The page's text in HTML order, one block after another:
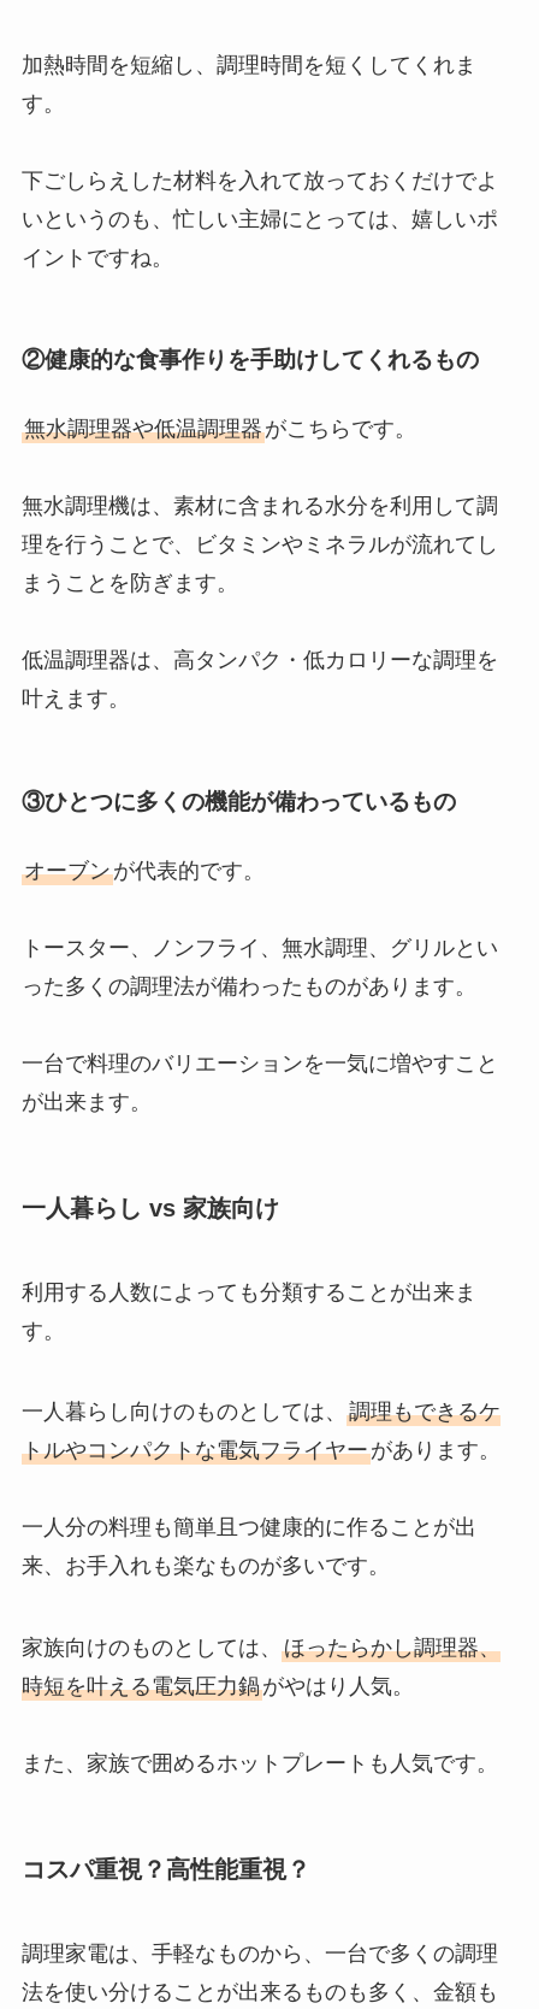
加熱時間を短縮し、調理時間を短くしてくれま
す。
下ごしらえした材料を入れて放っておくだけでよ
いというのも、忙しい主婦にとっては、嬉しいポ
イントですね。
②健康的な食事作りを手助けしてくれるもの
無水調理器や低温調理器がこちらです。
無水調理機は、素材に含まれる水分を利用して調
理を行うことで、ビタミンやミネラルが流れてし
まうことを防ぎます。
低温調理器は、高タンパク・低カロリーな調理を
叶えます。
③ひとつに多くの機能が備わっているもの
オーブンが代表的です。
トースター、ノンフライ、無水調理、グリルとい
った多くの調理法が備わったものがあります。
一台で料理のバリエーションを一気に増やすこと
が出来ます。
一人暮らし vs 家族向け
利用する人数によっても分類することが出来ま
す。
一人暮らし向けのものとしては、 調理もできるケ
トルやコンパクトな電気フライヤーがあります。
一人分の料理も簡単且つ健康的に作ることが出
来、お手入れも楽なものが多いです。
家族向けのものとしては、 ほったらかし調理器、
時短を叶える電気圧力鍋がやはり人気。
また、家族で囲めるホットプレートも人気です。
コスパ重視？高性能重視？
調理家電は、手軽なものから、一台で多くの調理
法を使い分けることが出来るものも多く、金額も